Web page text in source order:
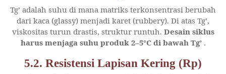
Tg’ adalah suhu di mana matriks terkonsentrasi berubah
dari kaca (glassy) menjadi karet (rubbery). Di atas Tg’,
viskositas turun drastis, struktur runtuh. Desain siklus
harus menjaga suhu produk 2–5°C di bawah Tg’ .
5.2. Resistensi Lapisan Kering (Rp)